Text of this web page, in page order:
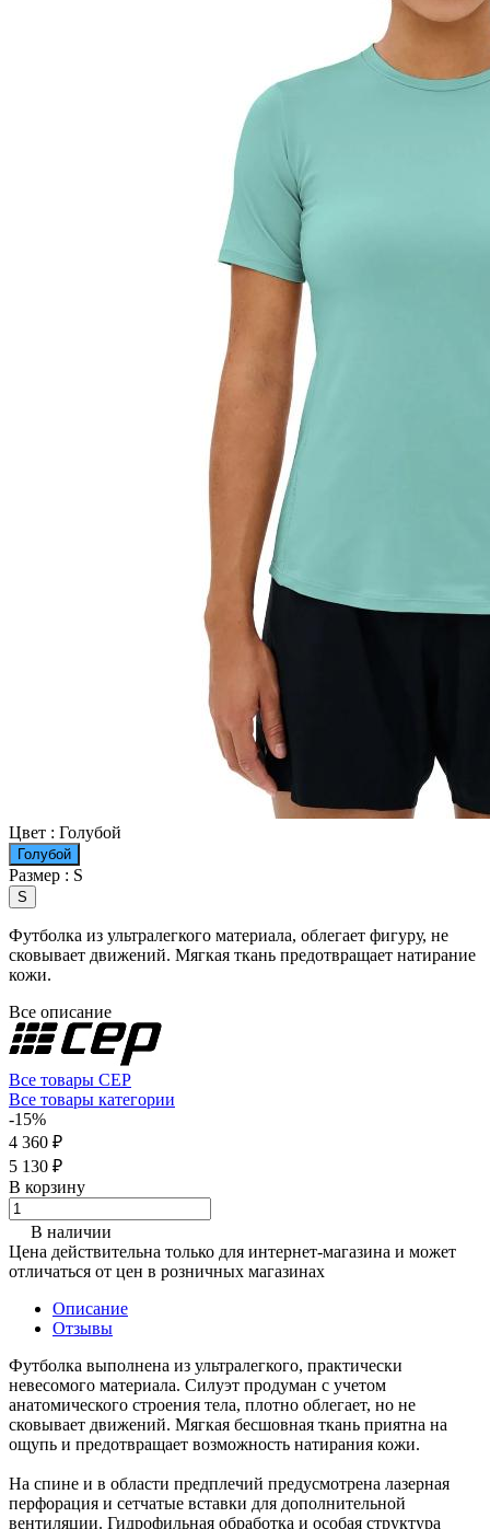
Цвет : Голубой
Голубой
Размер : S
S
Футболка из ультралегкого материала, облегает фигуру, не
сковывает движений. Мягкая ткань предотвращает натирание
кожи.
Все описание
Все товары CEP
Все товары категории
-15%
4 360 ₽
5 130 ₽
В корзину
В наличии
Цена действительна только для интернет-магазина и может
отличаться от цен в розничных магазинах
Описание
Отзывы
Футболка выполнена из ультралегкого, практически
невесомого материала. Силуэт продуман с учетом
анатомического строения тела, плотно облегает, но не
сковывает движений. Мягкая бесшовная ткань приятна на
ощупь и предотвращает возможность натирания кожи.
На спине и в области предплечий предусмотрена лазерная
перфорация и сетчатые вставки для дополнительной
вентиляции. Гидрофильная обработка и особая структура